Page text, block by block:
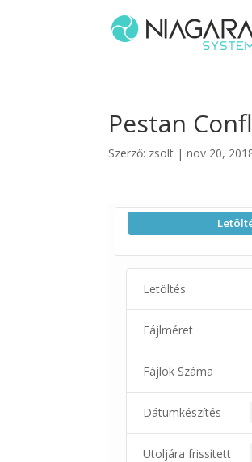
Pestan
Szerző: zsolt |nov 20,
Letöltés
Fájlméret
Fájlok Száma
Dátumkészítés
Utoljára frissített